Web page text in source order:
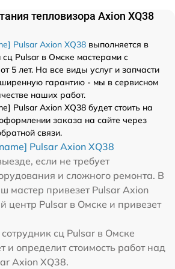
тепловизора Axion XQ38
Pulsar Axion XQ38 выполняется в
Pulsar в Омске мастерами с
5 лет. На все виды услуг и запчасти
гарантию - мы в сервисном
наших работ.
Pulsar Axion XQ38 будет стоить на
заказа на сайте через
связи.
Pulsar Axion XQ38
если не требует
и сложного ремонта. В
мастер привезет Pulsar Axion
центр Pulsar в Омске и привезет
сц Pulsar в Омске
и определит стоимость работ над
Axion XQ38.